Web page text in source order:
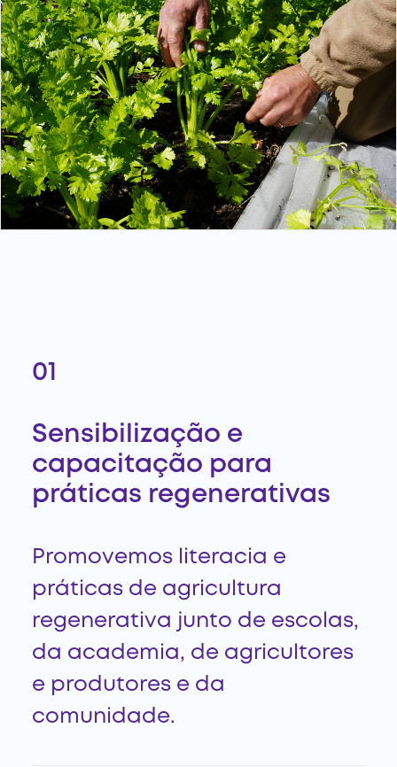
01
Sensibilização e
capacitação para
práticas regenerativas
Promovemos literacia e
práticas de agricultura
regenerativa junto de escolas,
da academia, de agricultores
e produtores e da
comunidade.